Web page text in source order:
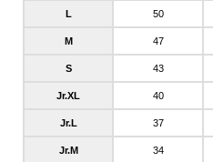
L 50
M 47
S 43
Jr.XL 40
Jr.L 37
Jr.M 34